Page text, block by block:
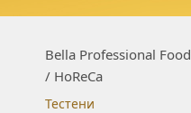
Bella Professional Food
/ HoReCa
Тестени